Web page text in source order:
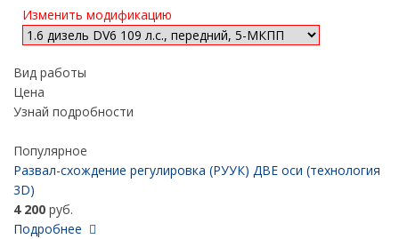
Изменить модификацию
Вид работы
Цена
Узнай подробности
Популярное
Развал-схождение регулировка (РУУК) ДВЕ оси (технология
3D)
4 200 руб.
Подробнее